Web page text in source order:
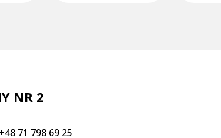
NR 2
+48 71 798 69 25